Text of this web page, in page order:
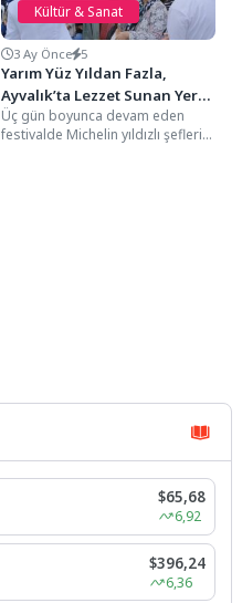
Kültür & Sanat
3 Ay Önce 5
Yarım Yüz Yıldan Fazla,
Ayvalık’ta Lezzet Sunan Yerel
Ustalar Bir Araya Geldi
Üç gün boyunca devam eden
festivalde Michelin yıldızlı şeflerin
$65,68
6,92
$396,24
6,36